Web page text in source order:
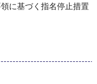
に基づく指名停止措置